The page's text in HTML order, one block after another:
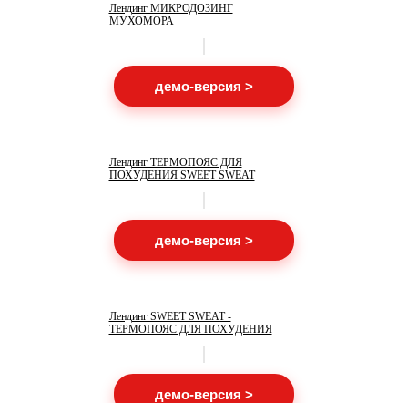
Лендинг МИКРОДОЗИНГ
МУХОМОРА
демо-версия >
Лендинг ТЕРМОПОЯС ДЛЯ
ПОХУДЕНИЯ SWEET SWEAT
демо-версия >
Лендинг SWEET SWEAT -
ТЕРМОПОЯС ДЛЯ ПОХУДЕНИЯ
демо-версия >